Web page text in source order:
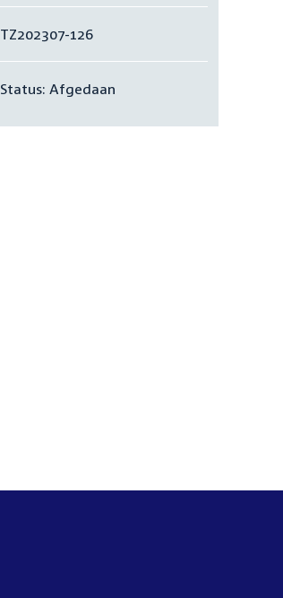
Nummer:
TZ202307-126
Status: Afgedaan